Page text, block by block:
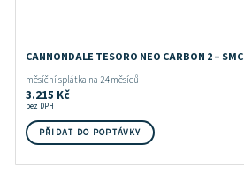
CANNONDALE TESORO NEO CARBON 2 – SMC
měsíční splátka na 24 měsíců
3.215 Kč
bez DPH
PŘIDAT DO POPTÁVKY